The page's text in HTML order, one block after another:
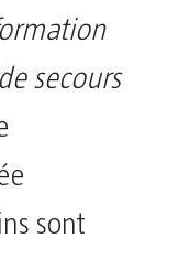
secours
sont